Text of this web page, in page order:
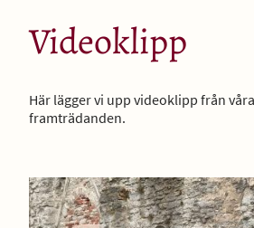
Videoklipp
Här lägger vi upp videoklipp från
framträdanden.